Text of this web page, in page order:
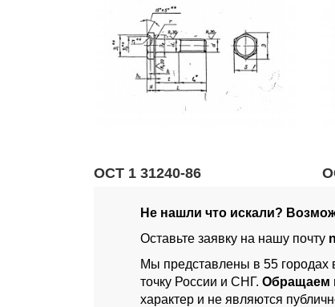
ОСТ 1 31240-86
Не нашли что искали?
Оставьте заявку на нашу почту
Мы представлены в 55 городах
точку России и СНГ. Обращаем
характер и не являются